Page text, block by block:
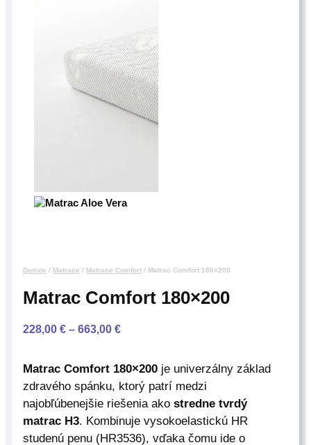
Domov / Matrace / Matrace Comfort/ Matrac Comfort 180×200
Matrac Comfort 180×200
228,00 € – 663,00 €P
c
e
r
a
n
Matrac Comfort 180×200je univerzálny základ
zdravého spánku, ktorý patrí medzi
najobľúbenejšie riešenia ako stredne tvrdý
matrac H3. Kombinuje vysokoelastickú HR
studenú penu (HR3536), vďaka čomu ide o